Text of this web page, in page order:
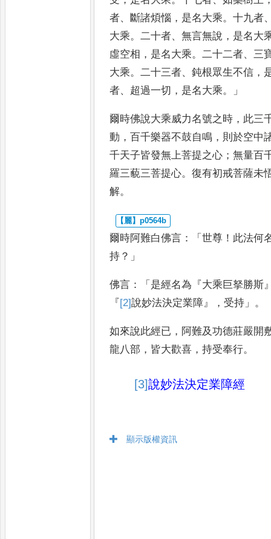
者、 斷諸煩惱 ， 是名大乘。十九者
大乘。二十者、無言無說 ， 是名大
虛空相 ， 是名大乘。二十二者、三
大乘。二十三者、鈍根眾生不信 ，
者、 超過一切 ， 是名大乘。」
爾時佛說大乘威力名號之時 ， 此三
動 ， 百千樂器不鼓自鳴 ， 則於空中
千天子皆發無上菩提之心 ；無量百
羅三藐三菩提心。復有初戒菩薩未
解。
爾時阿難白佛言 ：「世尊 ！ 此法何
持 ？」
佛言 ：「 是經名為 『 大乘巨拏勝斯
『 [2]說妙法決定業障』， 受持 」。
如來說此經已 ， 阿難及功德莊嚴開
龍八部 ， 皆大歡喜 ，持受奉行。
[3]說妙法決定業障經
顯示版權資訊